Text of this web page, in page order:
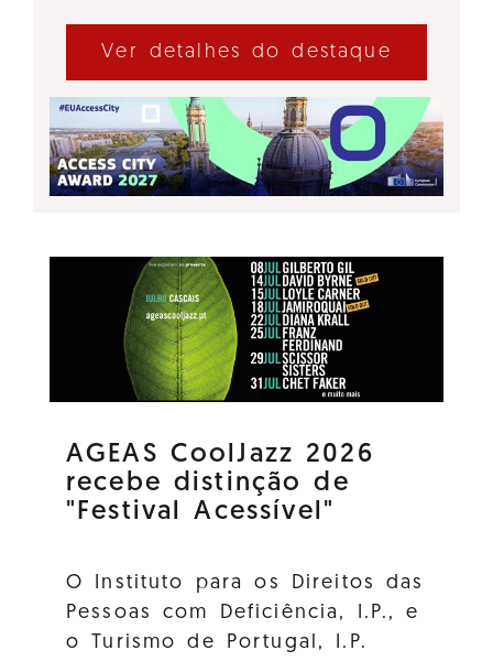
Ver detalhes do destaque
AGEAS CoolJazz 2026
recebe distinção de
"Festival Acessível"
O Instituto para os Direitos das
Pessoas com Deficiência, I.P., e
o Turismo de Portugal, I.P.